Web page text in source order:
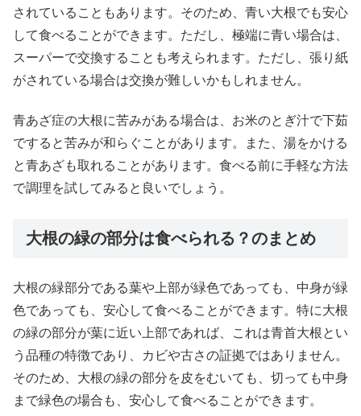
されていることもあります。そのため、青い大根でも安心
して食べることができます。ただし、極端に青い場合は、
スーパーで交換することも考えられます。ただし、張り紙
がされている場合は交換が難しいかもしれません。
青あざ症の大根に苦みがある場合は、お米のとぎ汁で下茹
ですると苦みが和らぐことがあります。また、湯をかける
と青あざも取れることがあります。食べる前に手軽な方法
で調理を試してみると良いでしょう。
大根の緑の部分は食べられる？のまとめ
大根の緑部分である葉や上部が緑色であっても、中身が緑
色であっても、安心して食べることができます。特に大根
の緑の部分が葉に近い上部であれば、これは青首大根とい
う品種の特徴であり、カビや古さの証拠ではありません。
そのため、大根の緑の部分を皮をむいても、切っても中身
まで緑色の場合も、安心して食べることができます。